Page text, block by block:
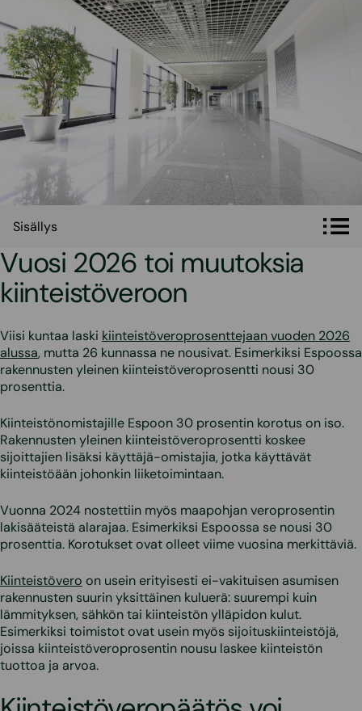
Sisällys
Vuosi 2026 toi muutoksia
kiinteistöveroon
Viisi kuntaa laski kiinteistöveroprosenttejaan vuoden 2026
alussa, mutta 26 kunnassa ne nousivat. Esimerkiksi Espoossa
rakennusten yleinen kiinteistöveroprosentti nousi 30
prosenttia.
Kiinteistönomistajille Espoon 30 prosentin korotus on iso.
Rakennusten yleinen kiinteistöveroprosentti koskee
sijoittajien lisäksi käyttäjä-omistajia, jotka käyttävät
kiinteistöään johonkin liiketoimintaan.
Vuonna 2024 nostettiin myös maapohjan veroprosentin
lakisääteistä alarajaa. Esimerkiksi Espoossa se nousi 30
prosenttia. Korotukset ovat olleet viime vuosina merkittäviä.
Kiinteistövero on usein erityisesti ei-vakituisen asumisen
rakennusten suurin yksittäinen kuluerä: suurempi kuin
lämmityksen, sähkön tai kiinteistön ylläpidon kulut.
Esimerkiksi toimistot ovat usein myös sijoituskiinteistöjä,
joissa kiinteistöveroprosentin nousu laskee kiinteistön
tuottoa ja arvoa.